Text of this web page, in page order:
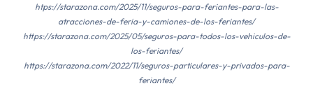
htps://starazona.com/2025/11/seguros-para-feriantes-para-las-
atracciones-de-feria-y-camiones-de-los-feriantes/
https://starazona.com/2025/05/seguros-para-todos-los-vehiculos-de-
los-feriantes/
https://starazona.com/2022/11/seguros-particulares-y-privados-para-
feriantes/